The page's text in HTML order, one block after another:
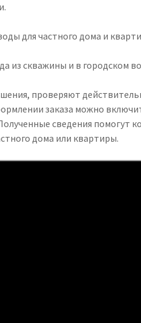
из скважины и в городском
проверяют
заказа можно
сведения помогут
дома или квартиры.